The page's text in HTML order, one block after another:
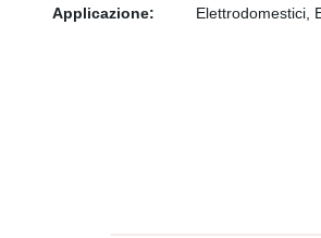
Applicazione:
Elettrodomestici,